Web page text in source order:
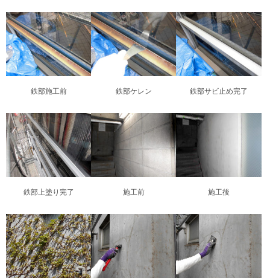
鉄部施工前 鉄部ケレン 鉄部サビ止め完了
鉄部上塗り完了 施工前 施工後